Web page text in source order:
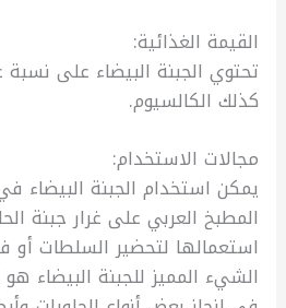
القيمة الغذائية:
تحتوي الجبنة البيضاء على نسبة
كذلك الكالسيوم.
مجالات الاستخدام:
يمكن استخدام الجبنة البيضاء
المطبخ العربي على غرار جبنة
استعمالها لتحضير السلطات أو
الشيء المميز للجبنة البيضاء